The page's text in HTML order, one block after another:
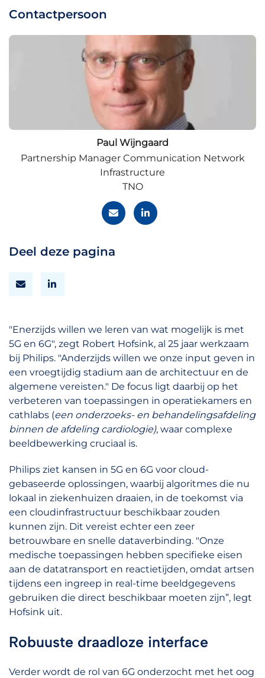
Contactpersoon
Paul Wijngaard
Partnership Manager Communication Network
Infrastructure
TNO
Deel deze pagina
"Enerzijds willen we leren van wat mogelijk is met
5G en 6G", zegt Robert Hofsink, al 25 jaar werkzaam
bij Philips. "Anderzijds willen we onze input geven in
een vroegtijdig stadium aan de architectuur en de
algemene vereisten." De focus ligt daarbij op het
verbeteren van toepassingen in operatiekamers en
cathlabs (een onderzoeks- en behandelingsafdeling
binnen de afdeling cardiologie), waar complexe
beeldbewerking cruciaal is.
Philips ziet kansen in 5G en 6G voor cloud-
gebaseerde oplossingen, waarbij algoritmes die nu
lokaal in ziekenhuizen draaien, in de toekomst via
een cloudinfrastructuur beschikbaar zouden
kunnen zijn. Dit vereist echter een zeer
betrouwbare en snelle dataverbinding. "Onze
medische toepassingen hebben specifieke eisen
aan de datatransport en reactietijden, omdat artsen
tijdens een ingreep in real-time beeldgegevens
gebruiken die direct beschikbaar moeten zijn”, legt
Hofsink uit.
Robuuste draadloze interface
Verder wordt de rol van 6G onderzocht met het oog